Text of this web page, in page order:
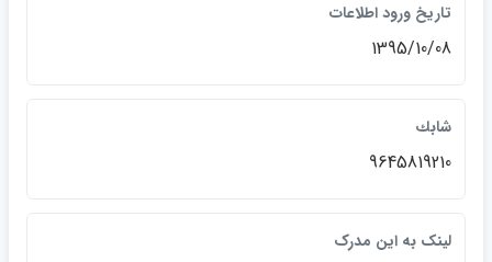
تاريخ ورود اطلاعات
1395/10/08
شابك
‎9645819210
لينک به اين مدرک